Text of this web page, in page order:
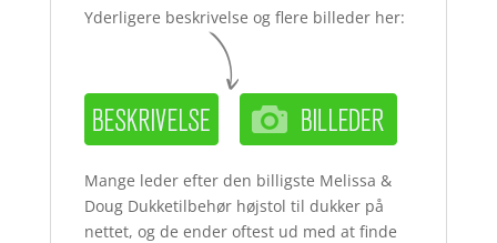
Yderligere beskrivelse og flere billeder her:
Mange leder efter den billigste Melissa &
Doug Dukketilbehør højstol til dukker på
nettet, og de ender oftest ud med at finde